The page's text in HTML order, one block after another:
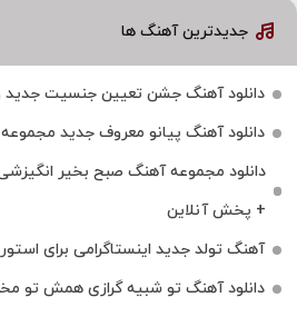
جدیدترین آهنگ ها
دانلود آهنگ جشن تعیین جنسیت جدید و
دانلود آهنگ پیانو معروف جدید
دانلود مجموعه آهنگ صبح بخیر
+ پخش آنلاین
آهنگ تولد جدید اینستاگرامی برای
دانلود آهنگ تو شبیه گرازی همش تو